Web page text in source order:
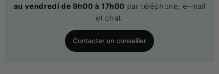
au vendredi de 9h00 à 17h00 par téléphone, e-mail
et chat.
Contacter un conseiller